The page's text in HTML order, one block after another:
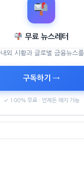
무료 뉴스레터
외 시황과 글로벌 금융뉴스
구독하기 →
✓ 100% 무료 · 언제든 해지 가능